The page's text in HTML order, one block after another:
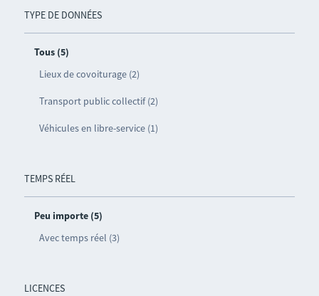
TYPE DE DONNÉES
Tous (5)
Lieux de covoiturage (2)
Transport public collectif (2)
Véhicules en libre-service (1)
TEMPS RÉEL
Peu importe (5)
Avec temps réel (3)
LICENCES